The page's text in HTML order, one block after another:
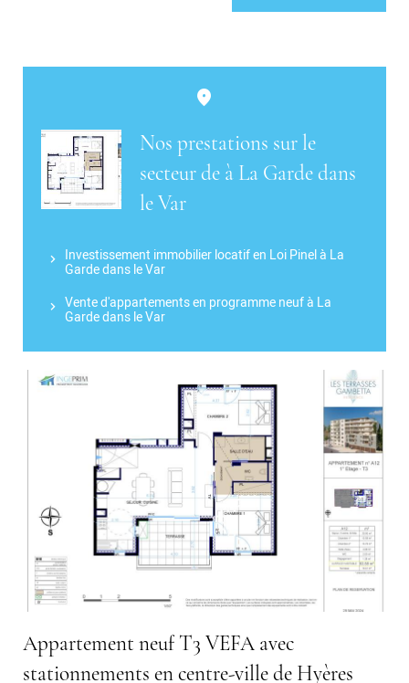
Nos prestations sur le
secteur de à La Garde dans
le Var
Investissement immobilier locatif en Loi Pinel à La
Garde dans le Var
Vente d'appartements en programme neuf à La
Garde dans le Var
Appartement neuf T3 VEFA avec
stationnements en centre-ville de Hyères